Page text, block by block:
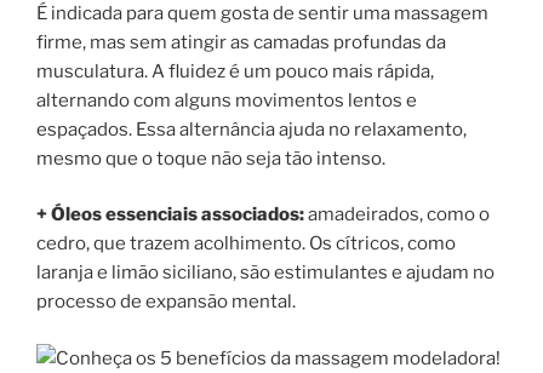
É indicada para quem gosta de sentir uma massagem
firme, mas sem atingir as camadas profundas da
musculatura. A fluidez é um pouco mais rápida,
alternando com alguns movimentos lentos e
espaçados. Essa alternância ajuda no relaxamento,
mesmo que o toque não seja tão intenso.
+ Óleos essenciais associados:amadeirados, como o
cedro, que trazem acolhimento. Os cítricos, como
laranja e limão siciliano, são estimulantes e ajudam no
processo de expansão mental.